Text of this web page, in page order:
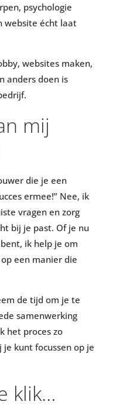
psychologie
website écht laat
websites maken,
anders doen is
mij
die je een
ermee!” Nee, ik
vragen en zorg
bij je past. Of je nu
ik help je om
een manier die
de tijd om je te
samenwerking
het proces zo
kunt focussen op je
klik…